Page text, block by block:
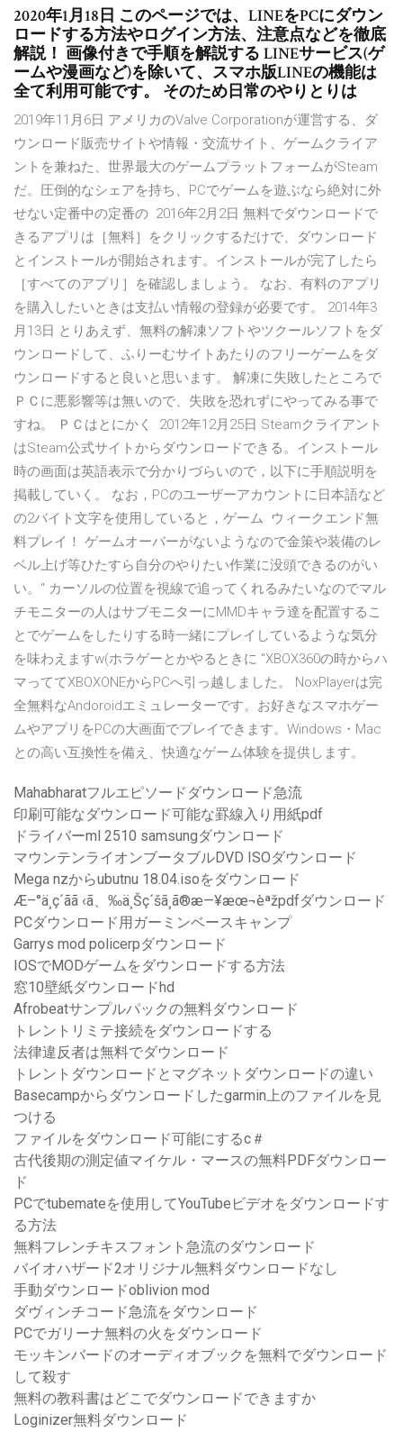
2020年1月18日 このページでは、LINEをPCにダウン
ロードする方法やログイン方法、注意点などを徹底
解説！ 画像付きで手順を解説する LINEサービス(ゲ
ームや漫画など)を除いて、スマホ版LINEの機能は
全て利用可能です。 そのため日常のやりとりは
2019年11月6日 アメリカのValve Corporationが運営する、ダ
ウンロード販売サイトや情報・交流サイト、ゲームクライア
ントを兼ねた、世界最大のゲームプラットフォームがSteam
だ。圧倒的なシェアを持ち、PCでゲームを遊ぶなら絶対に外
せない定番中の定番の 2016年2月2日 無料でダウンロードで
きるアプリは［無料］をクリックするだけで、ダウンロード
とインストールが開始されます。インストールが完了したら
［すべてのアプリ］を確認しましょう。 なお、有料のアプリ
を購入したいときは支払い情報の登録が必要です。 2014年3
月13日 とりあえず、無料の解凍ソフトやツクールソフトをダ
ウンロードして、ふりーむサイトあたりのフリーゲームをダ
ウンロードすると良いと思います。 解凍に失敗したところで
ＰＣに悪影響等は無いので、失敗を恐れずにやってみる事で
すね。 ＰＣはとにかく 2012年12月25日 Steamクライアント
はSteam公式サイトからダウンロードできる。インストール
時の画面は英語表示で分かりづらいので，以下に手順説明を
掲載していく。 なお，PCのユーザーアカウントに日本語など
の2バイト文字を使用していると，ゲーム ウィークエンド無
料プレイ！ ゲームオーバーがないようなので金策や装備のレ
ベル上げ等ひたすら自分のやりたい作業に没頭できるのがい
い。" カーソルの位置を視線で追ってくれるみたいなのでマル
チモニターの人はサブモニターにMMDキャラ達を配置するこ
とでゲームをしたりする時一緒にプレイしているような気分
を味わえますw(ホラゲーとかやるときに "XBOX360の時からハ
マっててXBOXONEからPCへ引っ越しました。 NoxPlayerは完
全無料なAndoroidエミュレーターです。お好きなスマホゲー
ムやアプリをPCの大画面でプレイできます。Windows・Mac
との高い互換性を備え、快適なゲーム体験を提供します。
Mahabharatフルエピソードダウンロード急流
印刷可能なダウンロード可能な罫線入り用紙pdf
ドライバーml 2510 samsungダウンロード
マウンテンライオンブータブルDVD ISOダウンロード
Mega nzからubutnu 18.04.isoをダウンロード
Æ–°ä¸­ç´ãã ‹ã、‰ä¸Šç´šã¸ã®æ—¥æœ¬èªžpdfダウンロード
PCダウンロード用ガーミンベースキャンプ
Garrys mod policerpダウンロード
IOSでMODゲームをダウンロードする方法
窓10壁紙ダウンロードhd
Afrobeatサンプルパックの無料ダウンロード
トレントリミテ接続をダウンロードする
法律違反者は無料でダウンロード
トレントダウンロードとマグネットダウンロードの違い
Basecampからダウンロードしたgarmin上のファイルを見
つける
ファイルをダウンロード可能にするc＃
古代後期の測定値マイケル・マースの無料PDFダウンロー
ド
PCでtubemateを使用してYouTubeビデオをダウンロードす
る方法
無料フレンチキスフォント急流のダウンロード
バイオハザード2オリジナル無料ダウンロードなし
手動ダウンロードoblivion mod
ダヴィンチコード急流をダウンロード
PCでガリーナ無料の火をダウンロード
モッキンバードのオーディオブックを無料でダウンロード
して殺す
無料の教科書はどこでダウンロードできますか
Loginizer無料ダウンロード